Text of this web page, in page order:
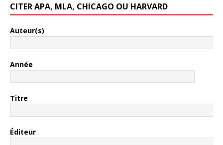
CITER APA, MLA, CHICAGO OU HARVARD
Auteur(s)
Année
Titre
Éditeur